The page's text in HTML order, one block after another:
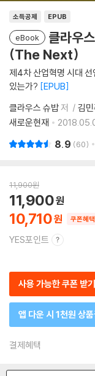
소득공제 EPUB
eBook
클라우
(The Next)
제4차 산업혁명 시대
있는가? EPUB
클라우스 슈밥저 김
새로운현재
8.9 60
11,900원
10,710
11,900
쿠폰혜
YES포인트
사용 가능한 쿠폰 받기
앱 다운 시 1천원 상
결제혜택